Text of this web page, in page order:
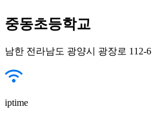
중동초등학교
남한 전라남도 광양시 광장로 112-6
iptime